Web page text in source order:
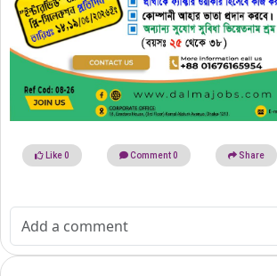
Like0 Comment0 Share